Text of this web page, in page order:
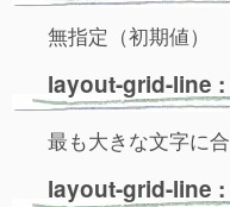
無指定（初期値）
layout-grid-line
最も大きな文字に
layout-grid-line :